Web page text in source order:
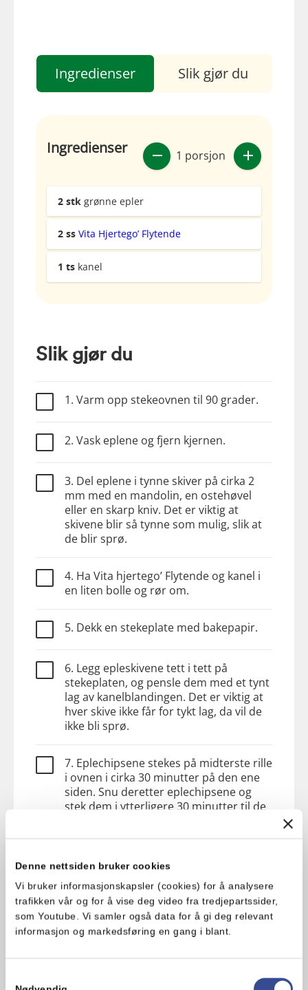
Denne nettsiden bruker cookies
Vi bruker informasjonskapsler (cookies) for å analysere
trafikken vår og for å vise deg video fra tredjepartssider,
som Youtube. Vi samler også data for å gi deg relevant
informasjon og markedsføring en gang i blant.
Ingredienser Slik gjør du
Ingredienser 1 porsjon
2 stk grønne epler
2 ss Vita Hjertego’ Flytende
1 ts kanel
Slik gjør du
1. Varm opp stekeovnen til 90 grader.
2. Vask eplene og fjern kjernen.
3. Del eplene i tynne skiver på cirka 2
mm med en mandolin, en ostehøvel
eller en skarp kniv. Det er viktig at
skivene blir så tynne som mulig, slik at
de blir sprø.
4. Ha Vita hjertego’ Flytende og kanel i
en liten bolle og rør om.
5. Dekk en stekeplate med bakepapir.
6. Legg epleskivene tett i tett på
stekeplaten, og pensle dem med et tynt
lag av kanelblandingen. Det er viktig at
hver skive ikke får for tykt lag, da vil de
ikke bli sprø.
7. Eplechipsene stekes på midterste rille
i ovnen i cirka 30 minutter på den ene
siden. Snu deretter eplechipsene og
stek dem i ytterligere 30 minutter til de
lufttett beholder i opptil 6 måneder.